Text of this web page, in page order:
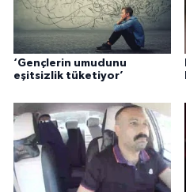
‘Gençlerin umudunu
eşitsizlik tüketiyor’